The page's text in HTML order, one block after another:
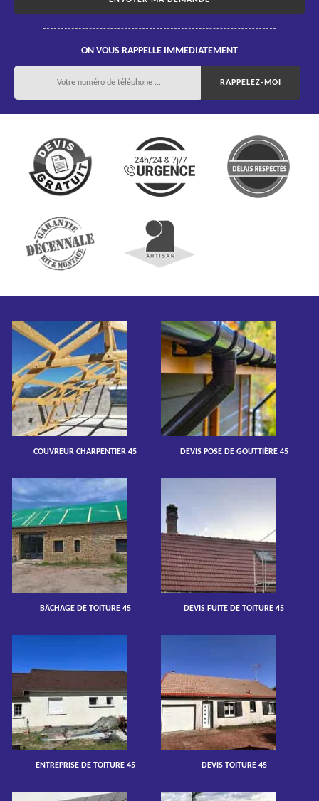
ON VOUS RAPPELLE IMMEDIATEMENT
COUVREUR CHARPENTIER 45 DEVIS POSE DE GOUTTIÈRE 45
BÂCHAGE DE TOITURE 45 DEVIS FUITE DE TOITURE 45
ENTREPRISE DE TOITURE 45 DEVIS TOITURE 45